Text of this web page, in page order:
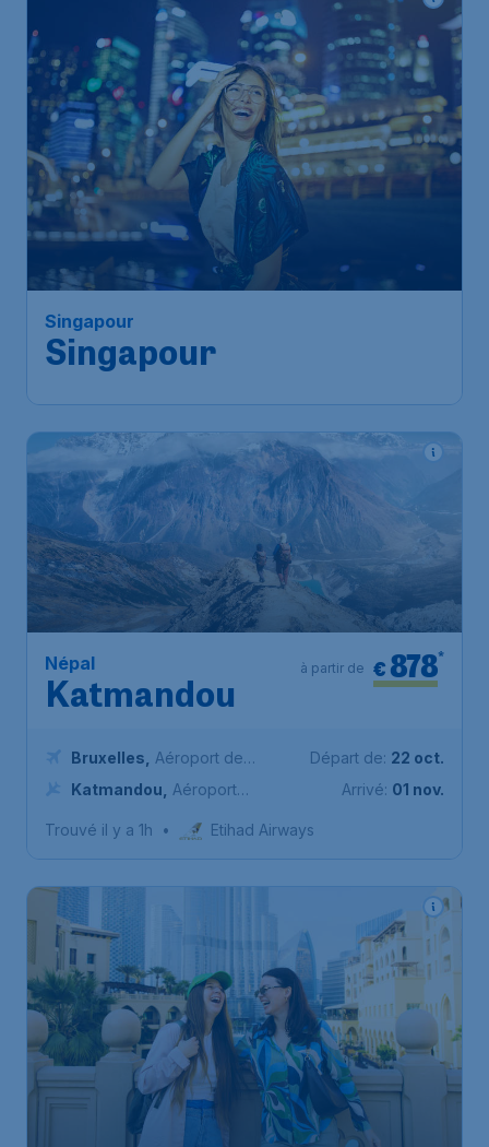
Singapour
Singapour
610
Bruxelles-National
Singapour
de Singapour
Trouvé il y a 1h
Népal
Katmandou
€ 878*
à partir de
Bruxelles
Aéroport de
Bruxelles-National
Katmandou
Aéroport
Départ de: 22 oct.
Arrivé: 01 nov.
Trouvé il y a 1h • Etihad Airways